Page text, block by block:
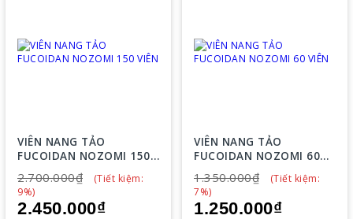
VIÊN NANG TẢO
FUCOIDAN NOZOMI 150
2.700.000₫
(Tiết kiệm:
9%)
2.450.000₫
VIÊN NANG TẢO
FUCOIDAN NOZOMI 60
1.350.000₫
(Tiết kiệm:
7%)
1.250.000₫